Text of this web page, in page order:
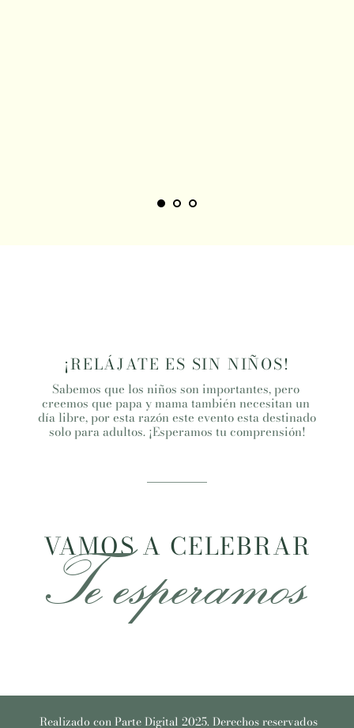
¡RELÁJATE ES SIN NIÑOS!
Sabemos que los niños son importantes, pero
creemos que papa y mama también necesitan un
día libre, por esta razón este evento esta destinado
solo para adultos. ¡Esperamos tu comprensión!
VAMOS A CELEBRAR
Te esperamos
Realizado con Parte Digital 2025. Derechos reservados